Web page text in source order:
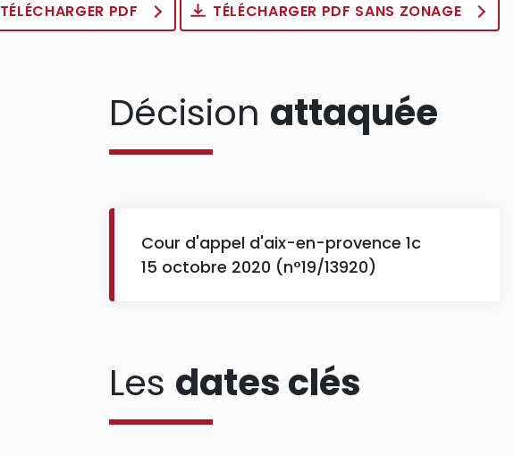
TÉLÉCHARGER PDF TÉLÉCHARGER PDF SANS ZONAGE
Décision attaquée
Cour d'appel d'aix-en-provence 1c
15 octobre 2020 (n°19/13920)
Les dates clés